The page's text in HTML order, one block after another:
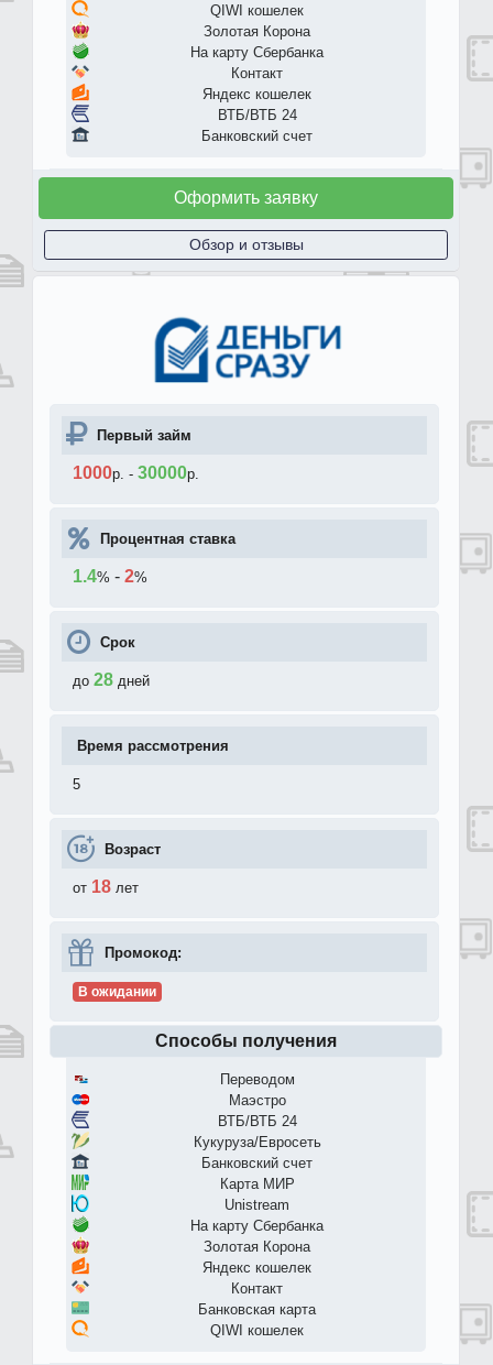
QIWI кошелек
Золотая Корона
На карту Сбербанка
Контакт
Яндекс кошелек
ВТБ/ВТБ 24
Банковский счет
Оформить заявку
Обзор и отзывы
Первый займ
1000р. - 30000р.
Процентная ставка
1.4% - 2%
Срок
до 28 дней
Время рассмотрения
5
Возраст
от 18 лет
Промокод:
В ожидании
Способы получения
Переводом
Маэстро
ВТБ/ВТБ 24
Кукуруза/Евросеть
Банковский счет
Карта МИР
Unistream
На карту Сбербанка
Золотая Корона
Яндекс кошелек
Контакт
Банковская карта
QIWI кошелек